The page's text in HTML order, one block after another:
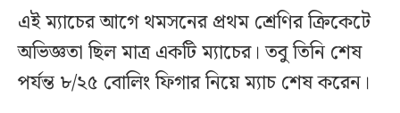
এই ম্যাচের আগে থমসনের প্রথম শ্রেণির ক্রিকেটে
অভিজ্ঞতা ছিল মাত্র একটি ম্যাচের। তবু তিনি শেষ
পর্যন্ত ৮/২৫ বোলিং ফিগার নিয়ে ম্যাচ শেষ করেন।